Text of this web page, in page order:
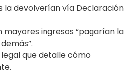
la devolverían vía Declaración
mayores ingresos “pagarían la
que detalle cómo